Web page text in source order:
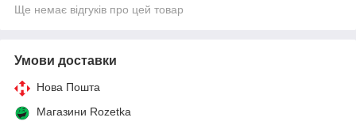
Ще немає відгуків про цей товар
Умови доставки
Нова Пошта
Магазини Rozetka